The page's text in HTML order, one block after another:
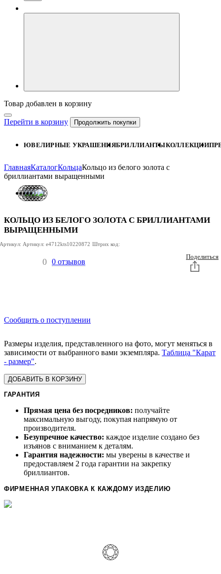
Товар добавлен в корзину
Перейти в корзину Продолжить покупки
ЮВЕЛИРНЫЕ УКРАШЕНИЯБРИЛЛИАНТЫКОЛЛЕКЦИИ
ГлавнаяКаталогКольцаКольцо из белого золота с
бриллиантами выращенными
КОЛЬЦО ИЗ БЕЛОГО ЗОЛОТА С БРИЛЛИАНТАМИ
ВЫРАЩЕННЫМИ
Артикул: Артикул: e4712kts10220872 Штрих код:
0 0 отзывов
Поделиться
Сообщить о поступлении
Размеры изделия, представленного на фото, могут меняться в
зависимости от выбранного вами экземпляра. Таблица "Карат
- размер".
ДОБАВИТЬ В КОРЗИНУ
ГАРАНТИЯ
Прямая цена без посредников: получайте
максимальную выгоду, покупая напрямую от
производителя.
Безупречное качество: каждое изделие создано без
изъянов с вниманием к деталям.
Гарантия надежности: мы уверены в качестве и
предоставляем 2 года гарантии на закрепку
бриллиантов.
ФИРМЕННАЯ УПАКОВКА К КАЖДОМУ ИЗДЕЛИЮ